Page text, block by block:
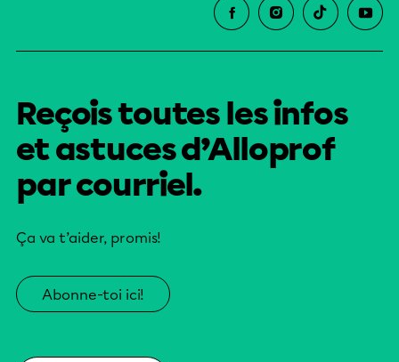
Reçois toutes les infos
et astuces d’Alloprof
par courriel.
Ça va t’aider, promis!
Abonne-toi ici!